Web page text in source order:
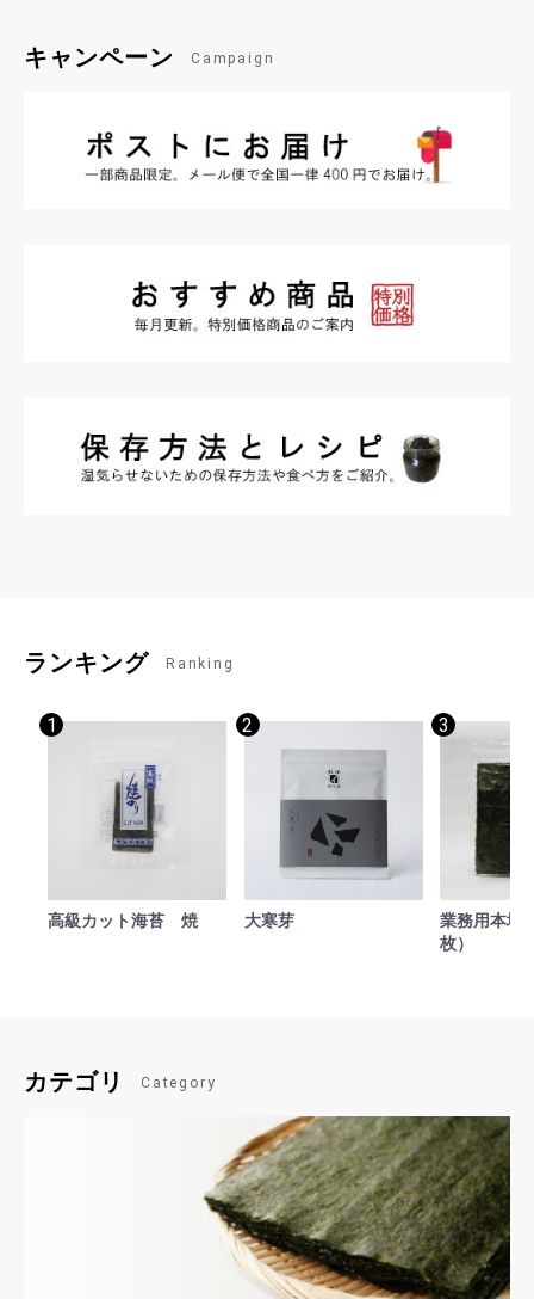
キャンペーン Campaign
ランキング Ranking
1
高級カット海苔 焼
2
大寒芽
3
業務用本場
枚）
カテゴリ Category